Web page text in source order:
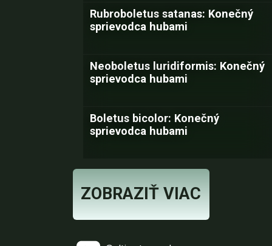
Rubroboletus satanas: Konečný
sprievodca hubami
Neoboletus luridiformis: Konečný
sprievodca hubami
Boletus bicolor: Konečný
sprievodca hubami
ZOBRAZIŤ VIAC